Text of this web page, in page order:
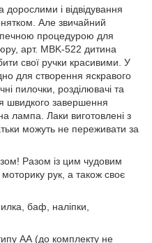
і відвідування
Але звичайний
процедурою для
арт. MBK-522 дитина
свої ручки красивими. У
для створення яскравого
пилочки, розділювачі та
швидкого завершення
лампа. Лаки виготовлені з
можуть не переживати за
Разом із цим чудовим
рук, а також своє
баф, наліпки,
АА (до комплекту не